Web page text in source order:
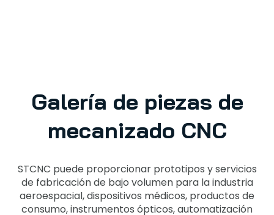
Galería de piezas de
mecanizado CNC
STCNC puede proporcionar prototipos y servicios
de fabricación de bajo volumen para la industria
aeroespacial, dispositivos médicos, productos de
consumo, instrumentos ópticos, automatización